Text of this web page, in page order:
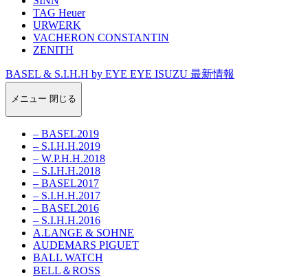
TAG Heuer
URWERK
VACHERON CONSTANTIN
ZENITH
BASEL & S.I.H.H by EYE EYE ISUZU 最新情報
メニュー 閉じる
– BASEL2019
– S.I.H.H.2019
– W.P.H.H.2018
– S.I.H.H.2018
– BASEL2017
– S.I.H.H.2017
– BASEL2016
– S.I.H.H.2016
A.LANGE & SOHNE
AUDEMARS PIGUET
BALL WATCH
BELL＆ROSS